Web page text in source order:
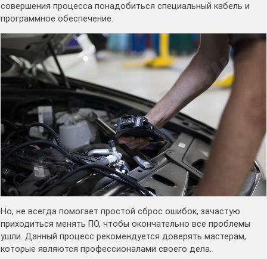
совершения процесса понадобиться специальный кабель и
программное обеспечение.
Но, не всегда помогает простой сброс ошибок, зачастую
приходиться менять ПО, чтобы окончательно все проблемы
ушли. Данный процесс рекомендуется доверять мастерам,
которые являются профессионалами своего дела.